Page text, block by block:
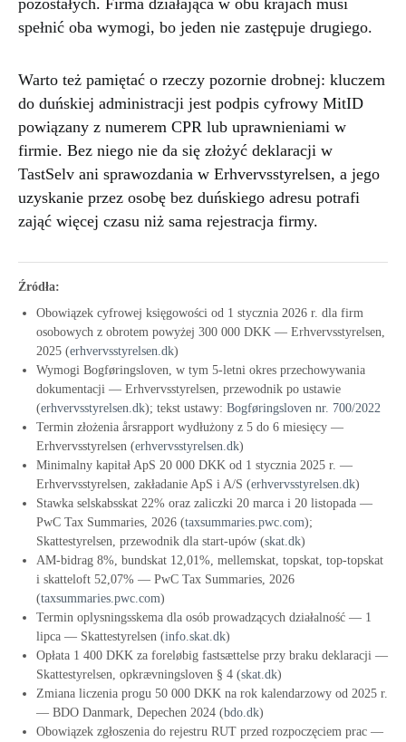
spełnić oba wymogi, bo jeden nie zastępuje drugiego.
Warto też pamiętać o rzeczy pozornie drobnej: kluczem
do duńskiej administracji jest podpis cyfrowy MitID
powiązany z numerem CPR lub uprawnieniami w
firmie. Bez niego nie da się złożyć deklaracji w
TastSelv ani sprawozdania w Erhvervsstyrelsen, a jego
uzyskanie przez osobę bez duńskiego adresu potrafi
zająć więcej czasu niż sama rejestracja firmy.
Źródła:
Obowiązek cyfrowej księgowości od 1 stycznia 2026 r. dla firm
osobowych z obrotem powyżej 300 000 DKK — Erhvervsstyrelsen,
2025 (erhvervsstyrelsen.dk)
Wymogi Bogføringsloven, w tym 5-letni okres przechowywania
dokumentacji — Erhvervsstyrelsen, przewodnik po ustawie
(erhvervsstyrelsen.dk); tekst ustawy: Bogføringsloven nr. 700/2022
Termin złożenia årsrapport wydłużony z 5 do 6 miesięcy —
Erhvervsstyrelsen (erhvervsstyrelsen.dk)
Minimalny kapitał ApS 20 000 DKK od 1 stycznia 2025 r. —
Erhvervsstyrelsen, zakładanie ApS i A/S (erhvervsstyrelsen.dk)
Stawka selskabsskat 22% oraz zaliczki 20 marca i 20 listopada —
PwC Tax Summaries, 2026 (taxsummaries.pwc.com);
Skattestyrelsen, przewodnik dla start-upów (skat.dk)
AM-bidrag 8%, bundskat 12,01%, mellemskat, topskat, top-topskat
i skatteloft 52,07% — PwC Tax Summaries, 2026
(taxsummaries.pwc.com)
Termin oplysningsskema dla osób prowadzących działalność — 1
lipca — Skattestyrelsen (info.skat.dk)
Opłata 1 400 DKK za foreløbig fastsættelse przy braku deklaracji —
Skattestyrelsen, opkrævningsloven § 4 (skat.dk)
Zmiana liczenia progu 50 000 DKK na rok kalendarzowy od 2025 r.
— BDO Danmark, Depechen 2024 (bdo.dk)
Obowiązek zgłoszenia do rejestru RUT przed rozpoczęciem prac —